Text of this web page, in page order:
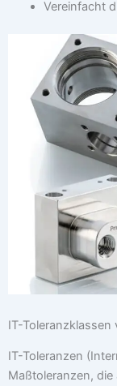
Vereinfacht
IT-Toleranzklassen
IT-Toleranzen
Maßtoleranzen,